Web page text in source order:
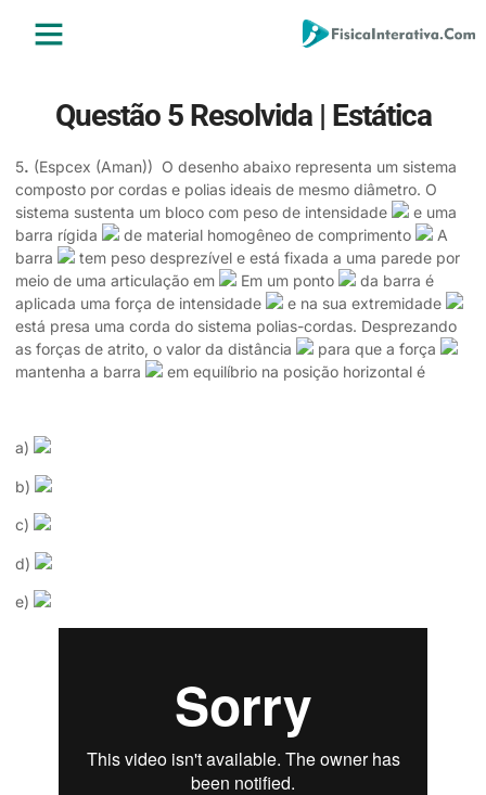
Questão 5 Resolvida | Estática
5. (Espcex (Aman)) O desenho abaixo representa um sistema
composto por cordas e polias ideais de mesmo diâmetro. O
sistema sustenta um bloco com peso de intensidade
e uma
barra rígida
de material homogêneo de comprimento
A
barra
tem peso desprezível e está fixada a uma parede por
meio de uma articulação em
Em um ponto
da barra é
aplicada uma força de intensidade
e na sua extremidade
está presa uma corda do sistema polias-cordas. Desprezando
as forças de atrito, o valor da distância
para que a força
mantenha a barra
em equilíbrio na posição horizontal é
a)
b)
c)
d)
e)